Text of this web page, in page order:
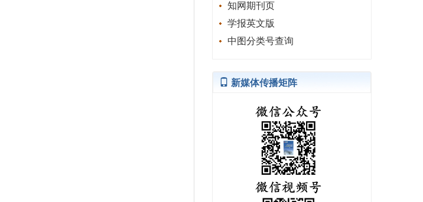
知网期刊页
学报英文版
中图分类号查询
新媒体传播矩阵